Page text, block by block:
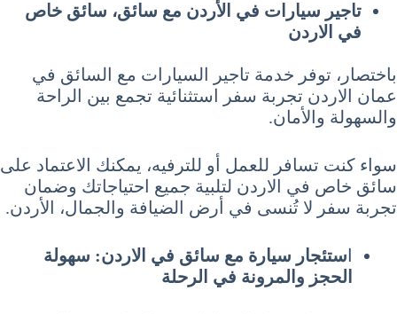
تاجير سيارات في الأردن مع سائق، سائق خاص
في الاردن
باختصار، توفر خدمة تاجير السيارات مع السائق في
عمان الاردن تجربة سفر استثنائية تجمع بين الراحة
والسهولة والأمان.
سواء كنت تسافر للعمل أو للترفيه، يمكنك الاعتماد على
سائق خاص في الاردن لتلبية جميع احتياجاتك وضمان
تجربة سفر لا تُنسى في أرض الضيافة والجمال، الأردن.
ستئجار سيارة مع سائق في الاردن: سهولة
الحجز والمرونة في الرحلة